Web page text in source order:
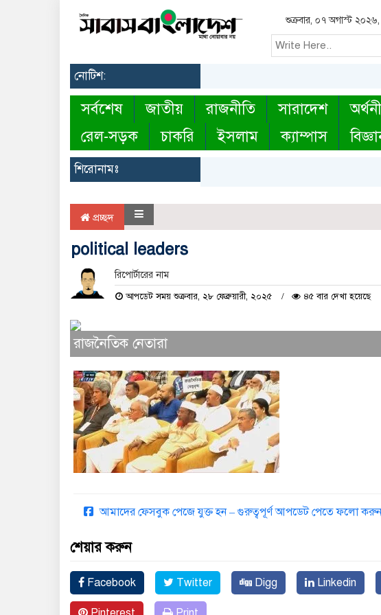
শুক্রবার, ০৭ অগাস্ট
নোটিশ:
সর্বশেষ জাতীয় রাজনীতি সারাদেশ
রেল-সড়ক
চাকরি ইসলাম ক্যাম্পাস
শিরোনামঃ
প্রচ্ছদ
political leaders
রিপোর্টারের নাম
আপডেট সময় শুক্রবার, ২৮ ফেব্রুয়ারী, ২০২৫ ৪৫ বার দেখা হয়েছে
রাজনৈতিক নেতারা
আমাদের ফেসবুক পেজে যুক্ত হন – গুরুত্বপূর্ণ আপডেট পেতে ফলো করুন
শেয়ার করুন
Facebook Twitter Digg Linkedin